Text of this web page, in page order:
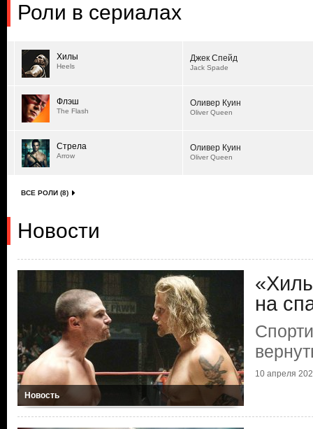
Роли в сериалах
Хилы
Heels
Джек Спейд
Jack Spade
Флэш
The Flash
Оливер Куин
Oliver Queen
Стрела
Arrow
Оливер Куин
Oliver Queen
ВСЕ РОЛИ (8)
Новости
Новость
на
10 апреля